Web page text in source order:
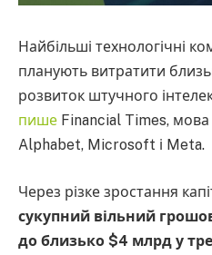
Найбільші технологічні
планують витратити
розвиток штучного
пише Financial Times,
Alphabet, Microsoft і Meta.
Через різке зростання
сукупний вільний
до близько $4 млрд у